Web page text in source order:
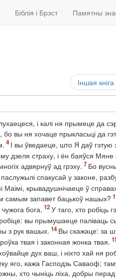
Біблія і Брэст Памятны
Іншая кніга
і калі ня прымеце да
вы ня хочаце прыкласьці да
І вы ўведаеце, што Я даў гэтую
дзеля страху, і ён баяўся
адвярнуў ад грэху.
Бо
паслужылі спакусай у законе,
крывадушнічаеце ў
самым запавет бацькоў нашых?
бога.
У таго, хто робіць
вы прымушаеце паліваць
з рук вашых.
Вы скажаце: за
твая і законная жонка твая.
дух ваш, і ніхто хай ня
яго, кажа Гасподзь Саваоф;
хто чыніць ліха, добры